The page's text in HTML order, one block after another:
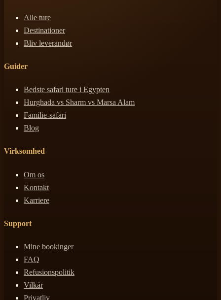
Alle ture
Destinationer
Bliv leverandør
Guider
Bedste safari ture i Egypten
Hurghada vs Sharm vs Marsa Alam
Familie-safari
Blog
Virksomhed
Om os
Kontakt
Karriere
Support
Mine bookinger
FAQ
Refusionspolitik
Vilkår
Privatliv